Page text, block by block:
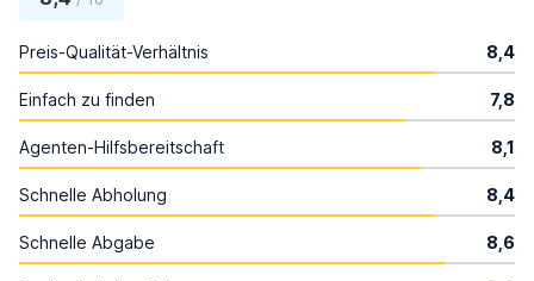
Preis-Qualität-Verhältnis 8,4
Einfach zu finden 7,8
Agenten-Hilfsbereitschaft 8,1
Schnelle Abholung 8,4
Schnelle Abgabe 8,6